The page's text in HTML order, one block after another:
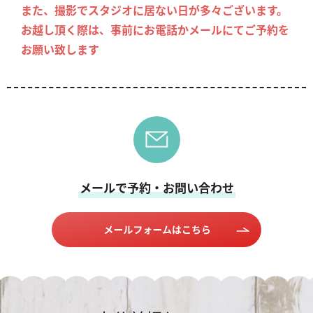
また、撮影でスタジオに居ない日が多々ございます。
お越し頂く際は、事前にお電話かメールにてご予約を
お願い致します
メールで予約・お問い合わせ